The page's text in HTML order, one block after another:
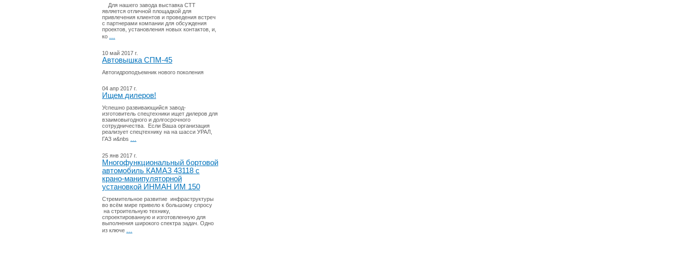
Для нашего завода выставка СТТ
является отличной площадкой для
привлечения клиентов и проведения встреч
с партнерами компании для обсуждения
проектов, установления новых контактов, и,
ко ...
10 май 2017 г.
Автовышка СПМ-45
Автогидроподъемник нового поколения
04 апр 2017 г.
Ищем дилеров!
Успешно развивающийся завод-
изготовитель спецтехники ищет дилеров для
взаимовыгодного и долгосрочного
сотрудничества. Если Ваша организация
реализует спецтехнику на на шасси УРАЛ,
ГАЗ и&nbs ...
25 янв 2017 г.
Многофункциональный бортовой
автомобиль КАМАЗ 43118 с
крано-манипуляторной
установкой ИНМАН ИМ 150
Стремительное развитие инфраструктуры
во всём мире привело к большому спросу
на строительную технику,
спроектированную и изготовленную для
выполнения широкого спектра задач. Одно
из ключе ...